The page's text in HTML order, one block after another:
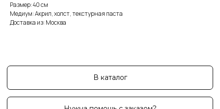
Размер: 40 см
Медиум: Акрил, холст, текстурная паста
Доставка из: Москва